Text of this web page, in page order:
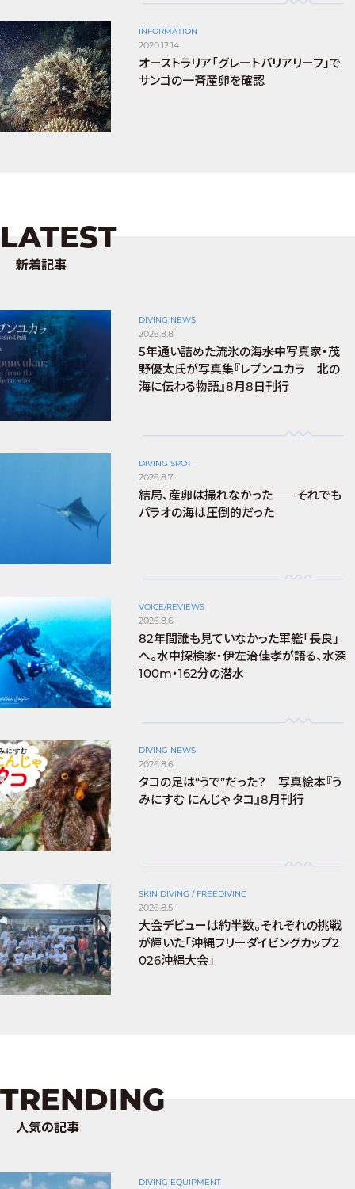
INFORMATION
2020.12.14
オーストラリア「グレートバリアリーフ」で
サンゴの一斉産卵を確認
LATEST
新着記事
DIVING NEWS
2026.8.8
5年通い詰めた流氷の海――水中写真家・茂
野優太氏が写真集『レプンユカラ 北の
海に伝わる物語』8月8日刊行
DIVING SPOT
2026.8.7
結局、産卵は撮れなかった──それでも
パラオの海は圧倒的だった
VOICE/REVIEWS
2026.8.6
82年間誰も見ていなかった軍艦「長良」
へ。水中探検家・伊左治佳孝が語る、水深
100m・162分の潜水
DIVING NEWS
2026.8.6
タコの足は“うで”だった？ 写真絵本『う
みにすむ にんじゃ タコ』8月刊行
SKIN DIVING / FREEDIVING
2026.8.5
大会デビューは約半数。それぞれの挑戦
が輝いた「沖縄フリーダイビングカップ2
026沖縄大会」
TRENDING
人気の記事
DIVING EQUIPMENT